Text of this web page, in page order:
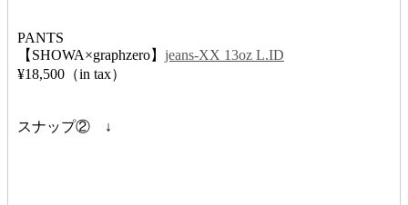
PANTS
【SHOWA×graphzero】 jeans-XX 13oz L.ID
¥18,500（in tax）
スナップ② ↓